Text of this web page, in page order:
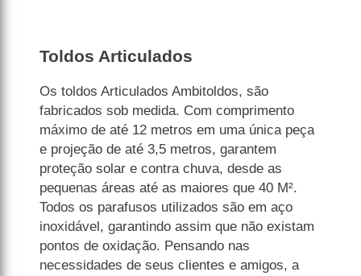
Toldos Articulados
Os toldos Articulados Ambitoldos, são
fabricados sob medida. Com comprimento
máximo de até 12 metros em uma única peça
e projeção de até 3,5 metros, garantem
proteção solar e contra chuva, desde as
pequenas áreas até as maiores que 40 M².
Todos os parafusos utilizados são em aço
inoxidável, garantindo assim que não existam
pontos de oxidação. Pensando nas
necessidades de seus clientes e amigos, a